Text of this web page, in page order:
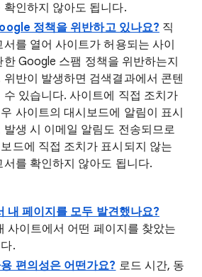
확인하지 않아도 됩니다.
정책을 위반하고 있나요? 직
를 열어 사이트가 허용되는 사이
한 Google 스팸 정책을 위반하는지
위반이 발생하면 검색결과에서 콘텐
수 있습니다. 사이트에 직접 조치가
사이트의 대시보드에 알림이 표시
발생 시 이메일 알림도 전송되므로
드에 직접 조치가 표시되지 않는
서를 확인하지 않아도 됩니다.
내 페이지를 모두 발견했나요?
사이트에서 어떤 페이지를 찾았는
.
편의성은 어떤가요? 로드 시간, 동